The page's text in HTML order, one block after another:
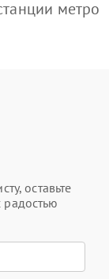
метро
оставьте